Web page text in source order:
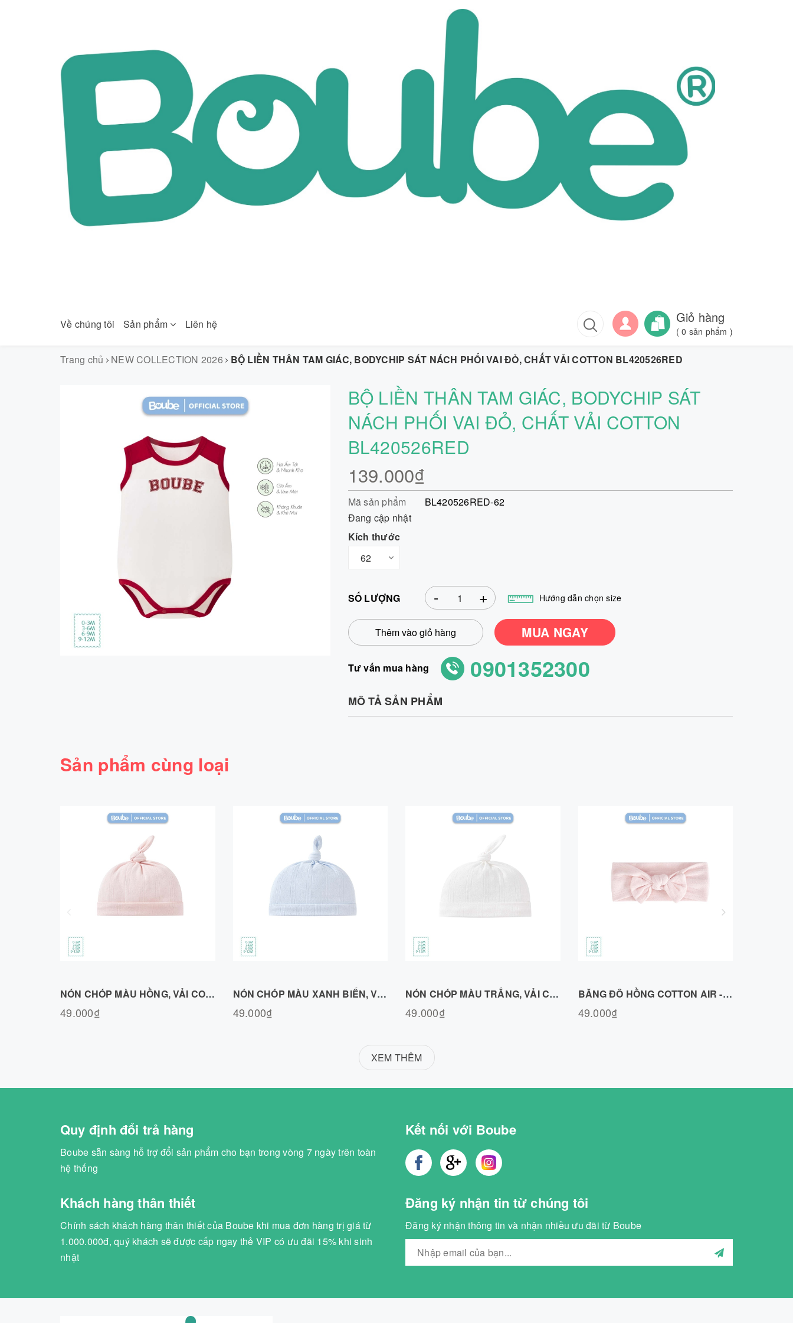
Về chúng tôi Sản phẩm Liên hệ Giỏ hàng
( 0 sản phẩm )
Trang chủ NEW COLLECTION 2026 BỘ LIỀN THÂN TAM GIÁC, BODYCHIP SÁT NÁCH PHỐI VAI ĐỎ, CHẤT VẢI COTTON BL420526RED
BỘ LIỀN THÂN TAM GIÁC, BODYCHIP SÁT
NÁCH PHỐI VAI ĐỎ, CHẤT VẢI COTTON
BL420526RED
139.000₫
Mã sản phẩm
BL420526RED-62
Đang cập nhật
Kích thước
SỐ LƯỢNG +
- Hướng dẫn chọn size
Thêm vào giỏ hàng MUA NGAY
Tư vấn mua hàng 0901352300
MÔ TẢ SẢN PHẨM
Sản phẩm cùng loại
Chọn sản phẩm NÓN CHÓP MÀU HỒNG, VẢI COTTON AIR N020726PN
49.000₫
Chọn sản phẩm NÓN CHÓP MÀU XANH BIỂN, VẢI COTTON AIR N020726BLUE
49.000₫
Chọn sản phẩm NÓN CHÓP MÀU TRẮNG, VẢI COTTON AIR N020726WH
49.000₫
Mua hàng BĂNG ĐÔ HỒNG COTTON AIR - FREESIZE
49.000₫
XEM THÊM
Quy định đổi trả hàng
Boube sẵn sàng hỗ trợ đổi sản phẩm cho bạn trong vòng 7 ngày trên toàn
hệ thống
Khách hàng thân thiết
Chính sách khách hàng thân thiết của Boube khi mua đơn hàng trị giá từ
1.000.000đ, quý khách sẽ được cấp ngay thẻ VIP có ưu đãi 15% khi sinh
nhật
Kết nối với Boube
Đăng ký nhận tin từ chúng tôi
Đăng ký nhận thông tin và nhận nhiều ưu đãi từ Boube